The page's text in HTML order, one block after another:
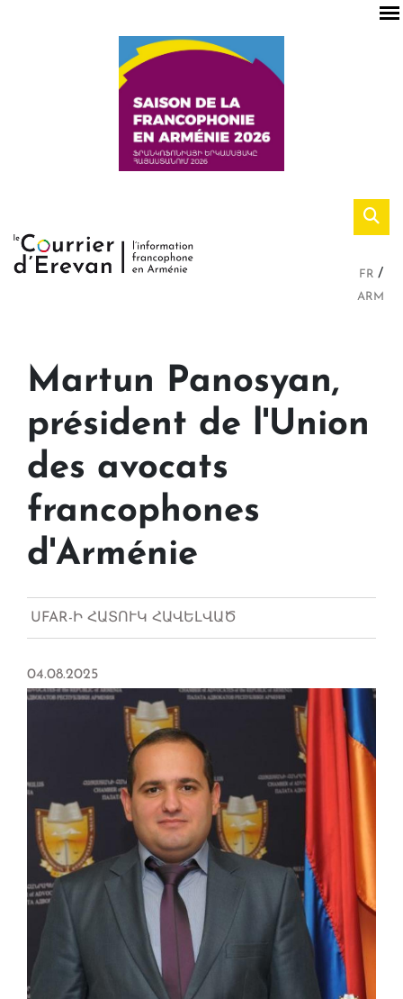
FR
ARM
Martun Panosyan,
président de l'Union
des avocats
francophones
d'Arménie
UFAR-Ի ՀԱՏՈՒԿ ՀԱՎԵԼՎԱԾ
04.08.2025